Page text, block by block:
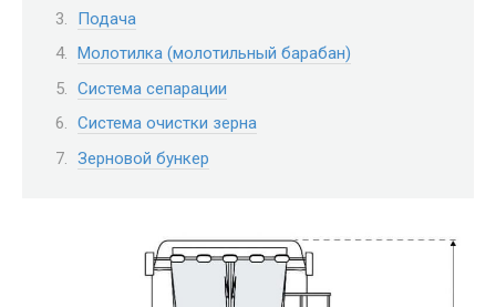
Подача
Молотилка (молотильный барабан)
Система сепарации
Система очистки зерна
Зерновой бункер